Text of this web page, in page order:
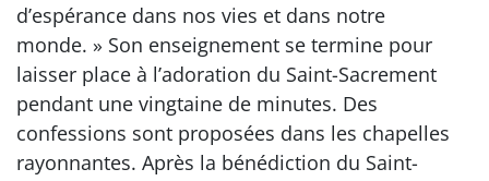
d’espérance dans nos vies et dans notre
monde. » Son enseignement se termine pour
laisser place à l’adoration du Saint-Sacrement
pendant une vingtaine de minutes. Des
confessions sont proposées dans les chapelles
rayonnantes. Après la bénédiction du Saint-